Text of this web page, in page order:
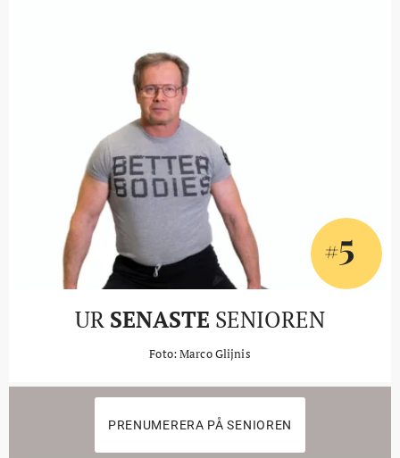
#5
UR SENASTE SENIOREN
Foto: Marco Glijnis
PRENUMERERA PÅ SENIOREN